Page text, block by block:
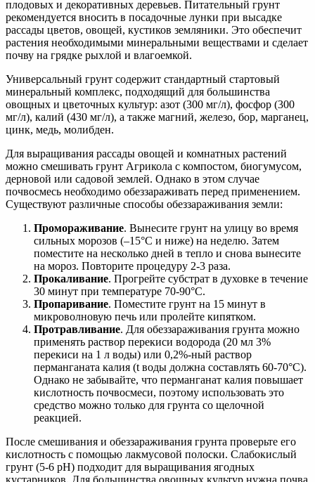
плодовых и декоративных деревьев. Питательный грунт
рекомендуется вносить в посадочные лунки при высадке
рассады цветов, овощей, кустиков земляники. Это обеспечит
растения необходимыми минеральными веществами и сделает
почву на грядке рыхлой и влагоемкой.
Универсальный грунт содержит стандартный стартовый
минеральный комплекс, подходящий для большинства
овощных и цветочных культур: азот (300 мг/л), фосфор (300
мг/л), калий (430 мг/л), а также магний, железо, бор, марганец,
цинк, медь, молибден.
Для выращивания рассады овощей и комнатных растений
можно смешивать грунт Агрикола с компостом, биогумусом,
дерновой или садовой землей. Однако в этом случае
почвосмесь необходимо обеззараживать перед применением.
Существуют различные способы обеззараживания земли:
Промораживание. Вынесите грунт на улицу во время
сильных морозов (–15°C и ниже) на неделю. Затем
поместите на несколько дней в тепло и снова вынесите
на мороз. Повторите процедуру 2-3 раза.
Прокаливание. Прогрейте субстрат в духовке в течение
30 минут при температуре 70-90°С.
Пропаривание. Поместите грунт на 15 минут в
микроволновую печь или пролейте кипятком.
Протравливание. Для обеззараживания грунта можно
применять раствор перекиси водорода (20 мл 3%
перекиси на 1 л воды) или 0,2%-ный раствор
перманганата калия (t воды должна составлять 60-70°С).
Однако не забывайте, что перманганат калия повышает
кислотность почвосмеси, поэтому использовать это
средство можно только для грунта со щелочной
реакцией.
После смешивания и обеззараживания грунта проверьте его
кислотность с помощью лакмусовой полоски. Слабокислый
грунт (5-6 pH) подходит для выращивания ягодных
кустарников. Для большинства овощных культур нужна почва